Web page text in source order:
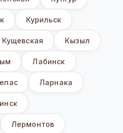
Курильск
Кущевская Кызыл
Лабинск
Ларнака
Лермонтов